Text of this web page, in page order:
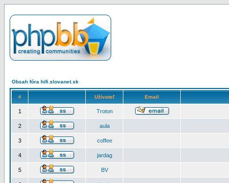
Obsah fóra hifi.slovanet.sk
# Užívateľ Email
1 Troton
2 aula
3 coffee
4 jardag
5 BV